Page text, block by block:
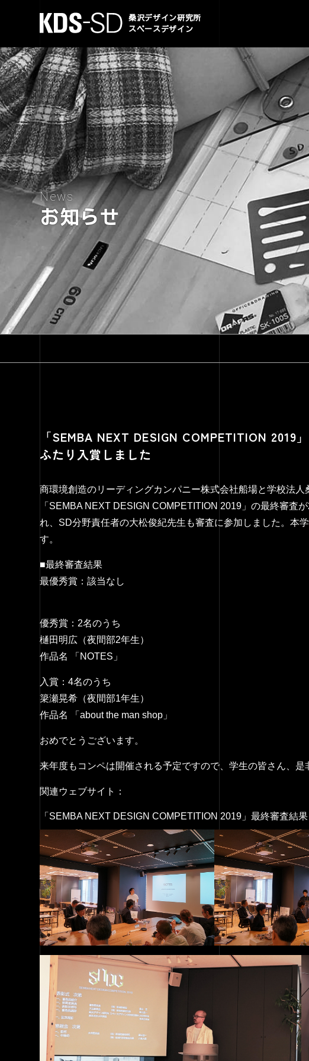
KDS-SD
桑沢デザイン研究所
スペースデザイン
News
お知らせ
「SEMBA NEXT DESIGN COMPETITION 2019
ふたり入賞しました
商環境創造のリーディングカンパニー株式会社船場と学校法
「SEMBA NEXT DESIGN COMPETITION 2019」の最終審査
れ、SD分野責任者の大松俊紀先生も審査に参加しました。本
す。
■最終審査結果
最優秀賞：該当なし
優秀賞：2名のうち
樋田明広（夜間部2年生）
作品名 「NOTES」
入賞：4名のうち
簗瀬晃希（夜間部1年生）
作品名 「about the man shop」
おめでとうございます。
来年度もコンペは開催される予定ですので、学生の皆さん、是
関連ウェブサイト：
「SEMBA NEXT DESIGN COMPETITION 2019」最終審査結果